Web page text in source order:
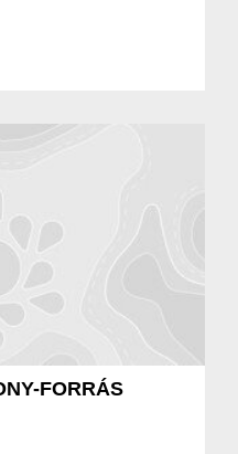
FORRÁS